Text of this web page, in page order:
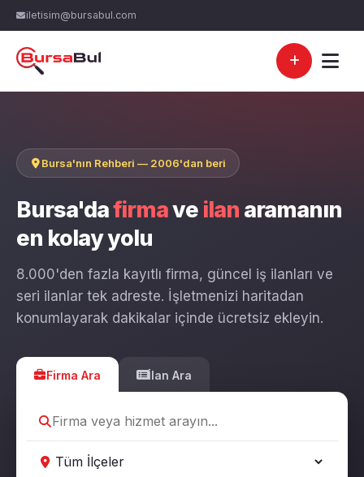
iletisim@bursabul.com
Bursa'nın Rehberi — 2006'dan beri
Bursa'dafirmave ilan aramanın
en kolay yolu
8.000'den fazla kayıtlı firma, güncel iş ilanları ve
seri ilanlar tek adreste. İşletmenizi haritadan
konumlayarak dakikalar içinde ücretsiz ekleyin.
Firma Ara İlan Ara